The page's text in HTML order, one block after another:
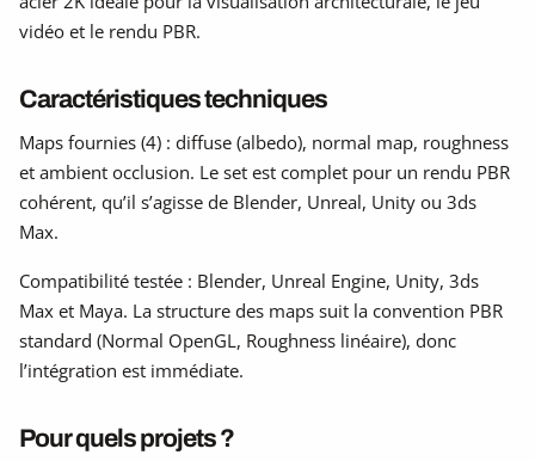
vidéo et le rendu PBR.
Caractéristiques techniques
Maps fournies (4) : diffuse (albedo), normal map, roughness
et ambient occlusion. Le set est complet pour un rendu PBR
cohérent, qu’il s’agisse de Blender, Unreal, Unity ou 3ds
Max.
Compatibilité testée : Blender, Unreal Engine, Unity, 3ds
Max et Maya. La structure des maps suit la convention PBR
standard (Normal OpenGL, Roughness linéaire), donc
l’intégration est immédiate.
Pour quels projets ?